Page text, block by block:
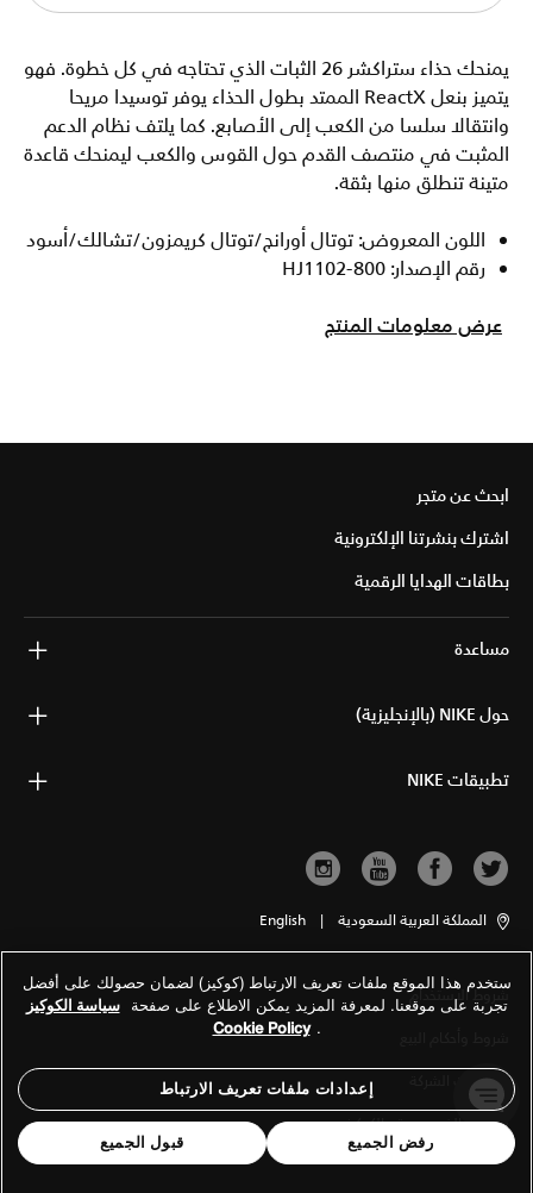
يمنحك حذاء ستراكشر 26 الثبات الذي تحتاجه في كل خطوة. فهو
يتميز بنعل ReactX الممتد بطول الحذاء يوفر توسيدا مريحا
وانتقالا سلسا من الكعب إلى الأصابع. كما يلتف نظام الدعم
المثبت في منتصف القدم حول القوس والكعب ليمنحك قاعدة
متينة تنطلق منها بثقة.
اللون المعروض: توتال أورانج/توتال كريمزون/تشالك/أسود
رقم الإصدار: HJ1102-800
عرض معلومات المنتج
ابحث عن متجر
اشترك بنشرتنا الإلكترونية
بطاقات الهدايا الرقمية
مساعدة
حول NIKE (بالإنجليزية)
تطبيقات NIKE
المملكة العربية السعودية |
English
شروط الاستخدام
معلومات الشركة
سياسة الخصوصية والكوكيز
ستخدم هذا الموقع ملفات تعريف الارتباط (كوكيز) لضمان حصولك على أفضل
تجربة على موقعنا. لمعرفة المزيد يمكن الاطلاع على صفحة سياسة الكوكيز
.
Cookie Policy
إعدادات ملفات تعريف الارتباط
رفض الجميع قبول الجميع